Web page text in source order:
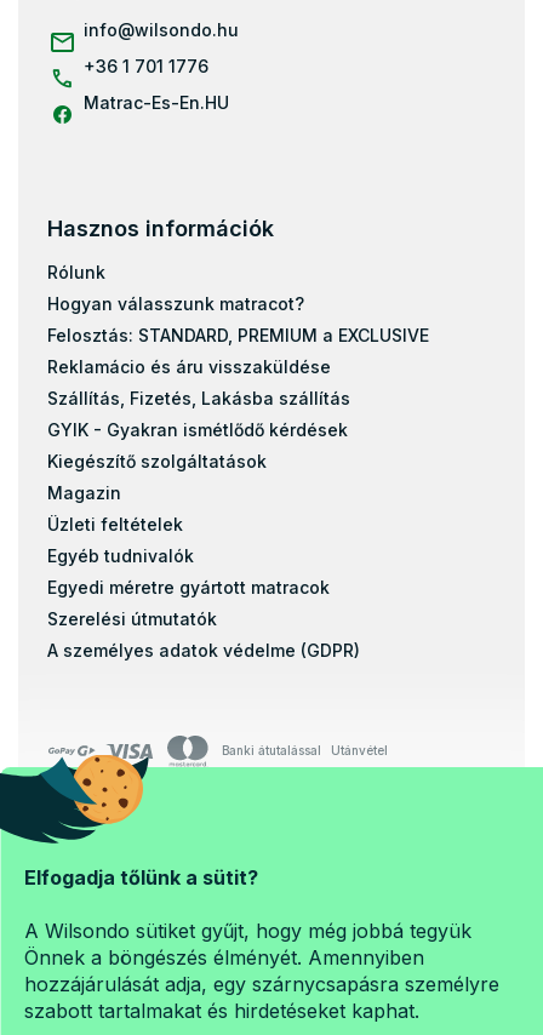
Elfogadja tőlünk a sütit?
A Wilsondo sütiket gyűjt, hogy még jobbá tegyük
Önnek a böngészés élményét. Amennyiben
hozzájárulását adja, egy szárnycsapásra személyre
szabott tartalmakat és hirdetéseket kaphat.
info@wilsondo.hu
+36 1 701 1776
Matrac-Es-En.HU
Hasznos információk
Rólunk
Hogyan válasszunk matracot?
Felosztás: STANDARD, PREMIUM a EXCLUSIVE
Reklamácio és áru visszaküldése
Szállítás, Fizetés, Lakásba szállítás
GYIK - Gyakran ismétlődő kérdések
Kiegészítő szolgáltatások
Magazin
Üzleti feltételek
Egyéb tudnivalók
Egyedi méretre gyártott matracok
Szerelési útmutatók
A személyes adatok védelme (GDPR)
Banki átutalással Utánvétel
Matrac-es-en.hu
. Minden jog fenntartva.